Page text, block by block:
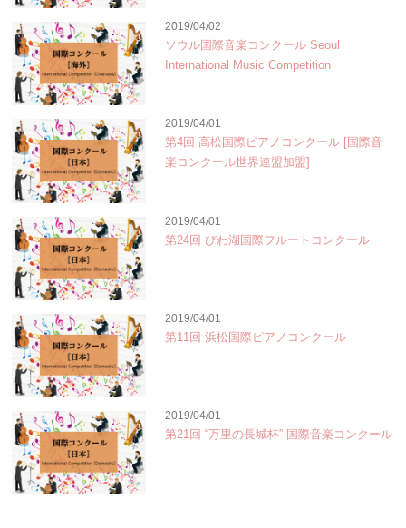
2019/04/02
ソウル国際音楽コンクール Seoul
International Music Competition
2019/04/01
第4回 高松国際ピアノコンクール [国際音
楽コンクール世界連盟加盟]
2019/04/01
第24回 びわ湖国際フルートコンクール
2019/04/01
第11回 浜松国際ピアノコンクール
2019/04/01
第21回 “万里の長城杯” 国際音楽コンクール